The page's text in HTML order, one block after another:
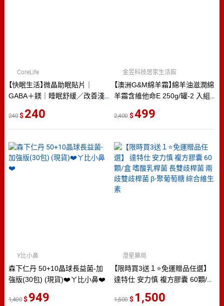
【快眠生活】微晶助眠貼片｜
GABA＋鎂｜睡眠舒緩／改善淺
CoreLife
240 240
【澳洲G&M綿羊霜】綿羊油滋潤綿
羊霜含維他命E 250g/罐-2 入組-
金昱科技居家生活館
2,400 499
森下仁丹 50+10晶球長益菌-加
強版(30包) (現貨)❤️ㄚ比小鼻❤️
Y比小鼻
1,400 949
【限時買3送１⭐免運贈品任選】
達特仕 安力慎 複方膠囊 60顆/盒
歧桿菌 β-聚葡萄糖 綜合維生素
澄星藥局
1,500 1,500